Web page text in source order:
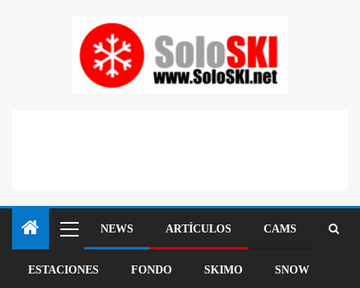
NEWS ARTÍCULOS CAMS
ESTACIONES FONDO SKIMO SNOW